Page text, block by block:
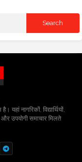
यहां नागरिकों, विद्यार्थियों,
और उपयोगी समाचार मिलते